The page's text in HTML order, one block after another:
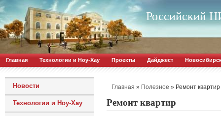
Российский
Главная Технологии и Ноу-Хау Проекты Дайджест
Новости
Технологии и Ноу-Хау
Главная » Полезное » Ремонт квартир
Ремонт квартир